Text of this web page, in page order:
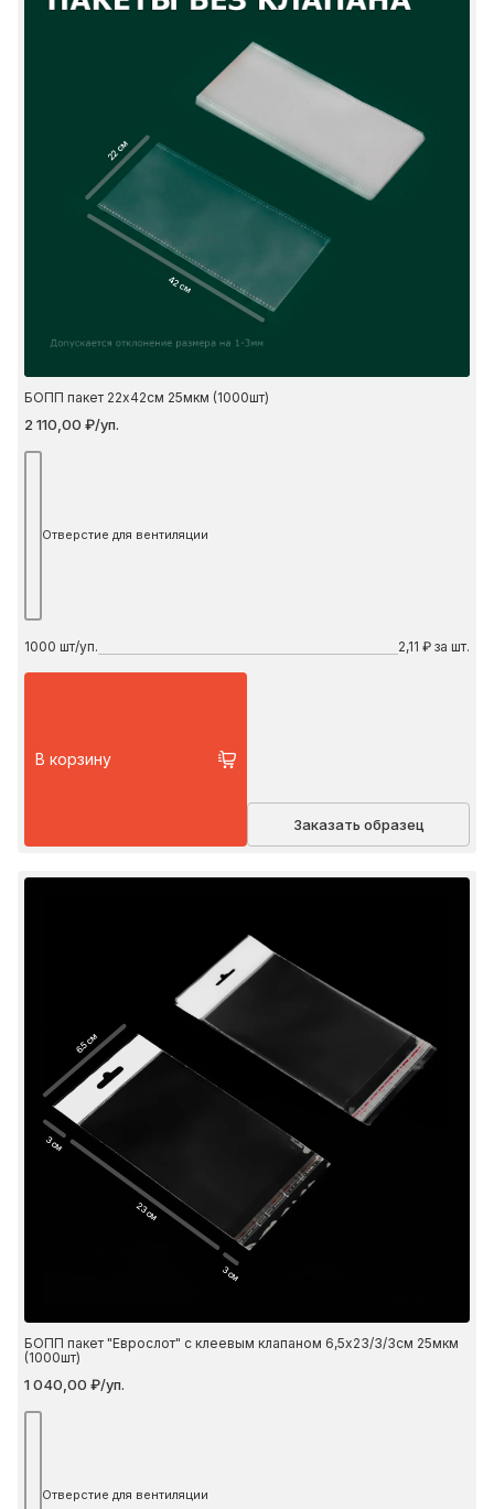
22 см
42 см
БОПП пакет 22х42см 25мкм (1000шт)
2 110,00 ₽/уп.
Отверстие для вентиляции
1000 шт/уп. 2,11 ₽ за шт.
В корзину
Заказать образец
6.5 см
23 см
3 см
3 см
БОПП пакет "Еврослот" с клеевым клапаном 6,5х23/3/3см 25мкм
(1000шт)
1 040,00 ₽/уп.
Отверстие для вентиляции